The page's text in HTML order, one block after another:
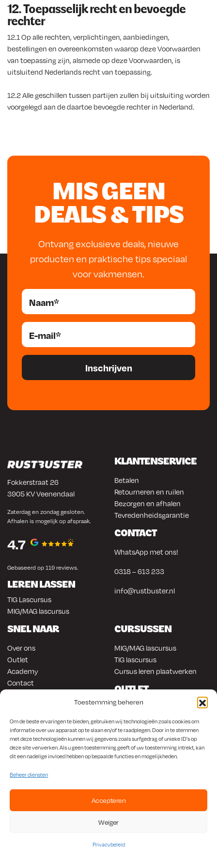
Toestemming beheren
Om de beste ervaringen te bieden, gebruiken wij technologieën zoals cookies om
informatie over uw apparaat op te slaan en/of te raadplegen. Door in te stemmen
met deze technologieën kunnen wij gegevens zoals surfgedrag of unieke ID's op
deze site verwerken. Als u geen toestemming geeft of uw toestemming intrekt, kan
dit een nadelige invloed hebben op bepaalde functies en mogelijkheden.
Beheer diensten
Accepteren
Weiger
Privacybeleid
12. Toepasselijk recht en bevoegde
rechter
12.1 Op alle rechten, verplichtingen, aanbiedingen,
bestellingen en overeenkomsten waarop deze Voorwaarden
van toepassing zijn, alsmede op deze Voorwaarden, is
uitsluitend Nederlands recht van toepassing.
12.2 Alle geschillen tussen partijen zullen bij uitsluiting worden
voorgelegd aan de daartoe bevoegde rechter in Nederland.
MIS GEEN
DEALS & TIPS
Ontvang exclusieve deals, nieuwe
producten en praktische tips speciaal
voor vakmensen.
Fokkerstraat 26
3905 KV Veenendaal
Zaterdag en zondag gesloten.
Afhalen is mogelijk op afspraak.
4.7
Gebaseerd op 119 reviews.
LEREN LASSEN
TIG Lascursus
MIG/MAG lascursus
KLANTENSERVICE
Betalen
Retourneren en ruilen
Bezorgen en afhalen
Tevredenheidsgarantie
CONTACT
WhatsApp met ons!
0318 – 613 233
info@rustbuster.nl
SNEL NAAR
Over ons
Outlet
Academy
Contact
ONLINE KOPEN
Lasapparatuur
Anti-roest producten
Werkplaats en automotive
Autorestauratie en plaatwerk
CURSUSSEN
MIG/MAG lascursus
TIG lascursus
Cursus leren plaatwerken
OUTLET
Gereedschap
Om en in de auto werken
Lasapparatuur
Overige producten